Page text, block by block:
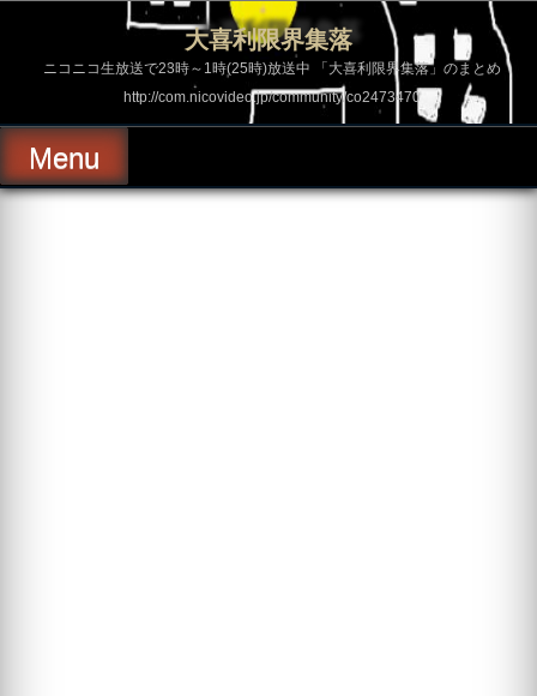
ス
ッ
プ
大喜利限界集落
ニコニコ生放送で23時～1時(25時)放送中 「大喜利限界集落」のまとめ
http://com.nicovideo.jp/community/co2473470
Menu